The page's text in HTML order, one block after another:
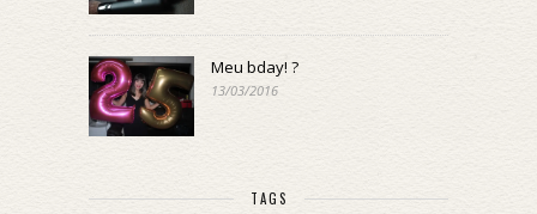
Meu bday! ?
13/03/2016
TAGS